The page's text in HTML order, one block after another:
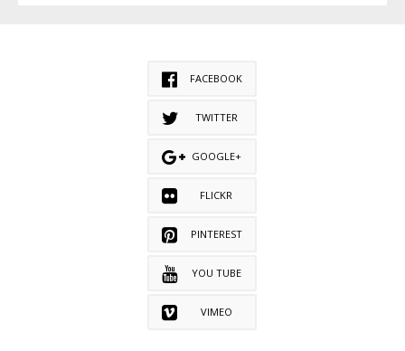
FACEBOOK
TWITTER
GOOGLE+
FLICKR
PINTEREST
YOU TUBE
VIMEO